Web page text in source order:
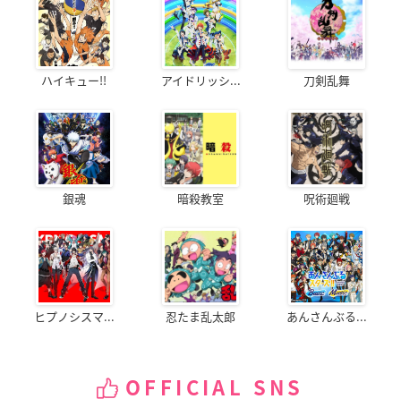
ハイキュー!! アイドリッシ... 刀剣乱舞
銀魂 暗殺教室 呪術廻戦
ヒプノシスマ... 忍たま乱太郎 あんさんぶる...
OFFICIAL SNS